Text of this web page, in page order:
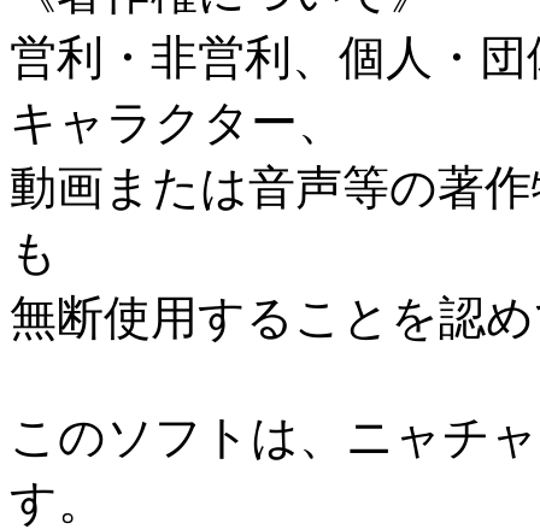
営利・非営利、個人・
キャラクター、
動画または音声等の著
も
無断使用することを認
このソフトは、ニャチ
す。